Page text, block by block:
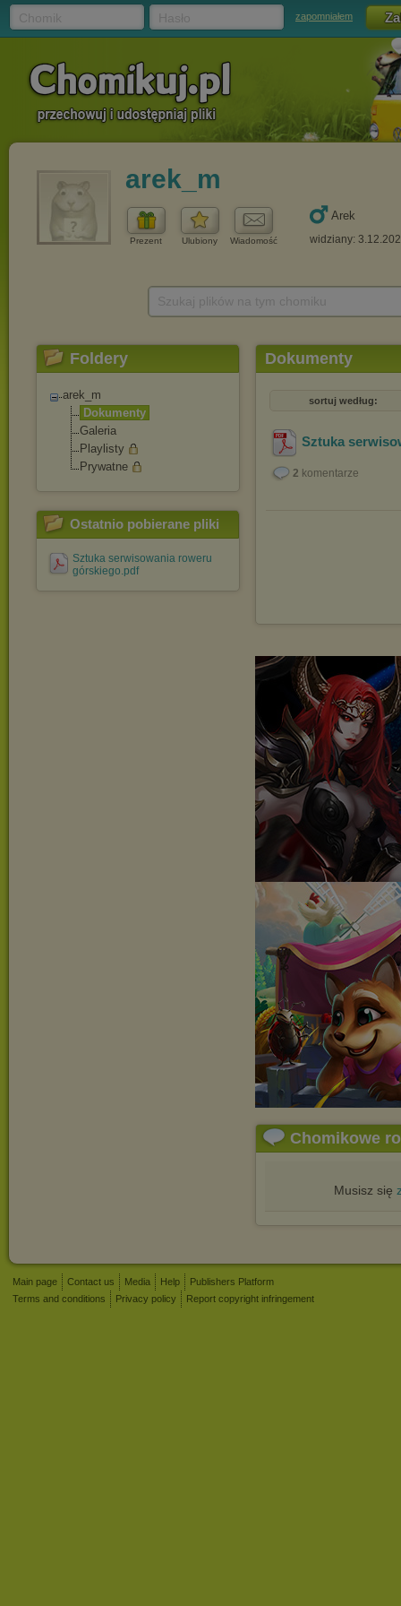
zapomniałem
arek_m
Prezent Ulubiony Wiadomość
Arek
widziany:
Foldery
arek_m
Dokumenty
Galeria
Playlisty
Prywatne
Ostatnio pobierane pliki
Sztuka serwisowania roweru
górskiego.pdf
Dokumenty
sortuj według:
Sztuka
2 komentarze
Chomikowe
Musisz się
Main page Contact us Media Help
Publishers Platform
Terms and conditions
Privacy policy Report copyright infringement